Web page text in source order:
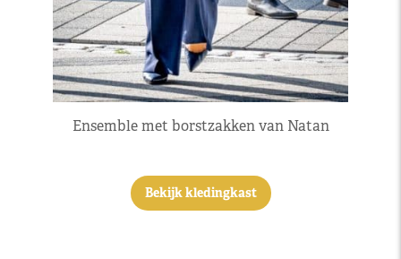
Ensemble met borstzakken van Natan
Bekijk kledingkast